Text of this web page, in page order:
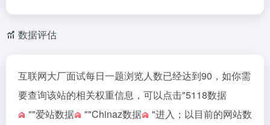
数据评估
互联网大厂面试每日一题浏览人数已经达到90，如你需
要查询该站的相关权重信息，可以点击"5118数据
""爱站数据 ""Chinaz数据
"进入；以目前的网站数